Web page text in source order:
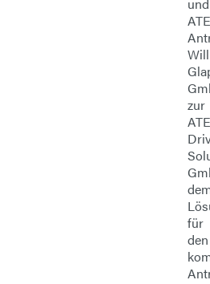
und
zur
für
den